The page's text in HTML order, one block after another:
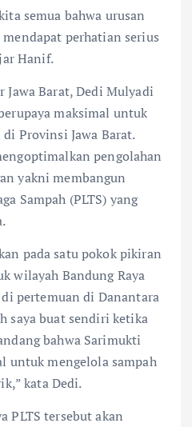
semua bahwa urusan
perhatian serius
Hanif.
Jawa Barat, Dedi Mulyadi
maksimal untuk
Provinsi Jawa Barat.
pengolahan
yakni membangun
Sampah (PLTS) yang
pada satu pokok pikiran
wilayah Bandung Raya
pertemuan di Danantara
saya buat sendiri ketika
bahwa Sarimukti
untuk mengelola sampah
kata Dedi.
PLTS tersebut akan